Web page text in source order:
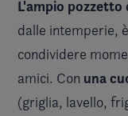
L'ampio pozzetto
dalle intemperie,
condividere
amici. Con una
(griglia, lavello,